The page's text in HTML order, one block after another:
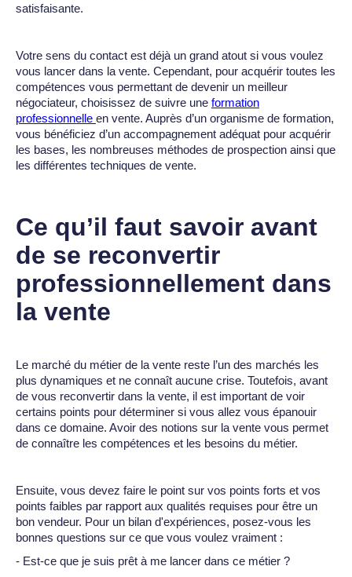
satisfaisante.
Votre sens du contact est déjà un grand atout si vous voulez
vous lancer dans la vente. Cependant, pour acquérir toutes les
compétences vous permettant de devenir un meilleur
négociateur, choisissez de suivre une formation
professionnelle en vente. Auprès d’un organisme de formation,
vous bénéficiez d’un accompagnement adéquat pour acquérir
les bases, les nombreuses méthodes de prospection ainsi que
les différentes techniques de vente.
Ce qu’il faut savoir avant
de se reconvertir
professionnellement dans
la vente
Le marché du métier de la vente reste l’un des marchés les
plus dynamiques et ne connaît aucune crise. Toutefois, avant
de vous reconvertir dans la vente, il est important de voir
certains points pour déterminer si vous allez vous épanouir
dans ce domaine. Avoir des notions sur la vente vous permet
de connaître les compétences et les besoins du métier.
Ensuite, vous devez faire le point sur vos points forts et vos
points faibles par rapport aux qualités requises pour être un
bon vendeur. Pour un bilan d'expériences, posez-vous les
bonnes questions sur ce que vous voulez vraiment :
- Est-ce que je suis prêt à me lancer dans ce métier ?